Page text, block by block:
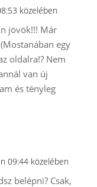
közelében
jövök!!! Már
egy
oldalra!? Nem
van új
és tényleg
09:44 közelében
belépni? Csak,